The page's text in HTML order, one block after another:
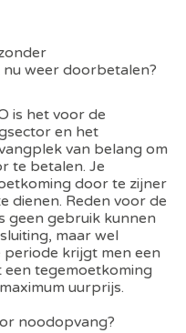
weer doorbetalen?
is het voor de
en het
van belang om
te betalen. Je
door te zijner
dienen. Reden voor de
geen gebruik kunnen
maar wel
krijgt men een
tegemoetkoming
uurprijs.
noodopvang?